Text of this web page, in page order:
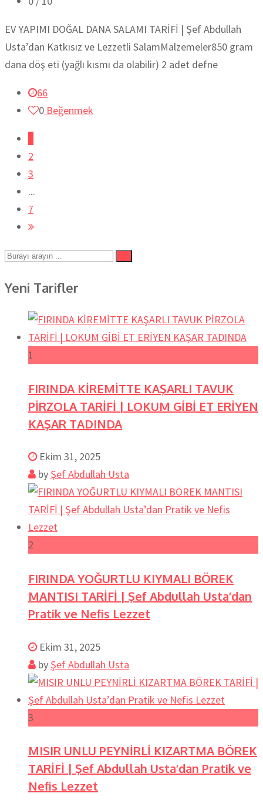
EV YAPIMI DOĞAL DANA SALAMI TARİFİ | Şef Abdullah
Usta’dan Katkısız ve Lezzetli SalamMalzemeler850 gram
dana döş eti (yağlı kısmı da olabilir) 2 adet defne
66
0 Beğenmek
2
3
...
7
Yeni Tarifler
1
FIRINDA KİREMİTTE KAŞARLI TAVUK
PİRZOLA TARİFİ | LOKUM GİBİ ET ERİYEN
KAŞAR TADINDA
Ekim 31, 2025
by Şef Abdullah Usta
2
FIRINDA YOĞURTLU KIYMALI BÖREK
MANTISI TARİFİ | Şef Abdullah Usta’dan
Pratik ve Nefis Lezzet
Ekim 31, 2025
by Şef Abdullah Usta
3
MISIR UNLU PEYNİRLİ KIZARTMA BÖREK
TARİFİ | Şef Abdullah Usta’dan Pratik ve
Nefis Lezzet